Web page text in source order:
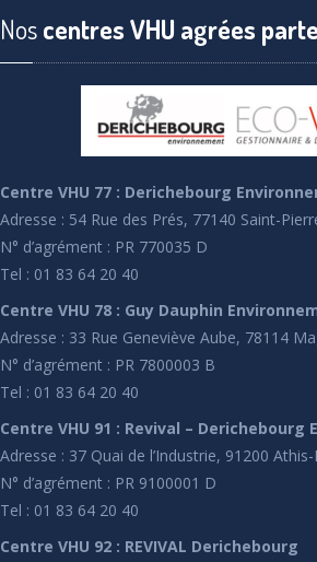
Noscentres VHU agrées
Centre VHU 77 : Derichebourg
Adresse : 54 Rue des Prés, 77140 Saint-
N° d’agrément : PR 770035 D
Tel : 01 83 64 20 40
Centre VHU 78 : Guy Dauphin
Adresse : 33 Rue Geneviève Aube, 78114
N° d’agrément : PR 7800003 B
Tel : 01 83 64 20 40
Centre VHU 91 : Revival – Derichebourg
Adresse : 37 Quai de l’Industrie, 91200
N° d’agrément : PR 9100001 D
Tel : 01 83 64 20 40
Centre VHU 92 : REVIVAL Derichebourg